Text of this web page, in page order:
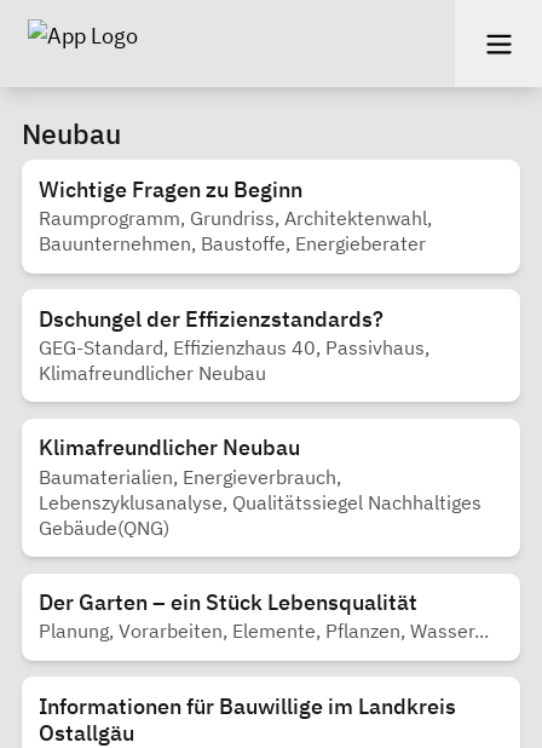
Neubau
Wichtige Fragen zu Beginn
Raumprogramm, Grundriss, Architektenwahl,
Bauunternehmen, Baustoffe, Energieberater
Dschungel der Effizienzstandards?
GEG-Standard, Effizienzhaus 40, Passivhaus,
Klimafreundlicher Neubau
Klimafreundlicher Neubau
Baumaterialien, Energieverbrauch,
Lebenszyklusanalyse, Qualitätssiegel Nachhaltiges
Gebäude(QNG)
Der Garten – ein Stück Lebensqualität
Planung, Vorarbeiten, Elemente, Pflanzen, Wasser...
Informationen für Bauwillige im Landkreis
Ostallgäu